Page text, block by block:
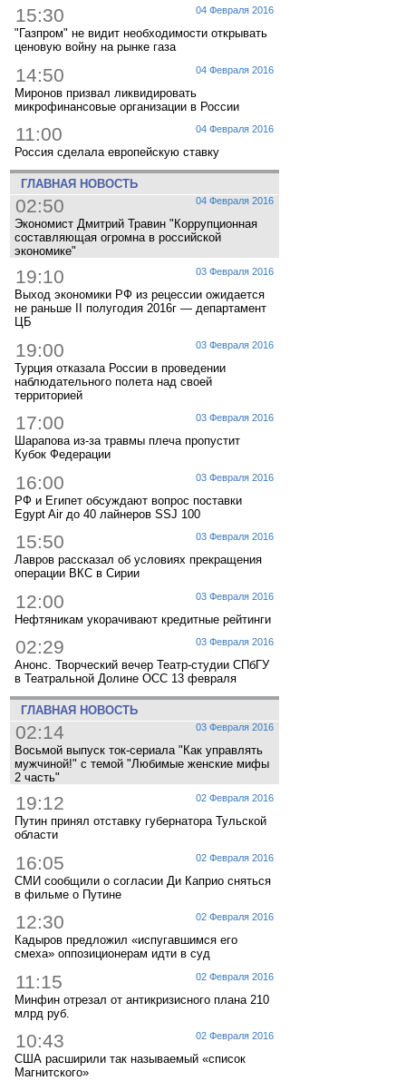
04 Февраля 2016
15:30
"Газпром" не видит необходимости открывать
ценовую войну на рынке газа
04 Февраля 2016
14:50
Миронов призвал ликвидировать
микрофинансовые организации в России
04 Февраля 2016
11:00
Россия сделала европейскую ставку
ГЛАВНАЯ НОВОСТЬ
04 Февраля 2016
02:50
Экономист Дмитрий Травин "Коррупционная
составляющая огромна в российской
экономике"
03 Февраля 2016
19:10
Выход экономики РФ из рецессии ожидается
не раньше II полугодия 2016г — департамент
ЦБ
03 Февраля 2016
19:00
Турция отказала России в проведении
наблюдательного полета над своей
территорией
03 Февраля 2016
17:00
Шарапова из-за травмы плеча пропустит
Кубок Федерации
03 Февраля 2016
16:00
РФ и Египет обсуждают вопрос поставки
Egypt Air до 40 лайнеров SSJ 100
03 Февраля 2016
15:50
Лавров рассказал об условиях прекращения
операции ВКС в Сирии
03 Февраля 2016
12:00
Нефтяникам укорачивают кредитные рейтинги
03 Февраля 2016
02:29
Анонс. Творческий вечер Театр-студии СПбГУ
в Театральной Долине ОСС 13 февраля
ГЛАВНАЯ НОВОСТЬ
03 Февраля 2016
02:14
Восьмой выпуск ток-сериала "Как управлять
мужчиной!" с темой "Любимые женские мифы
2 часть"
02 Февраля 2016
19:12
Путин принял отставку губернатора Тульской
области
02 Февраля 2016
16:05
СМИ сообщили о согласии Ди Каприо сняться
в фильме о Путине
02 Февраля 2016
12:30
Кадыров предложил «испугавшимся его
смеха» оппозиционерам идти в суд
02 Февраля 2016
11:15
Минфин отрезал от антикризисного плана 210
млрд руб.
02 Февраля 2016
10:43
США расширили так называемый «список
Магнитского»